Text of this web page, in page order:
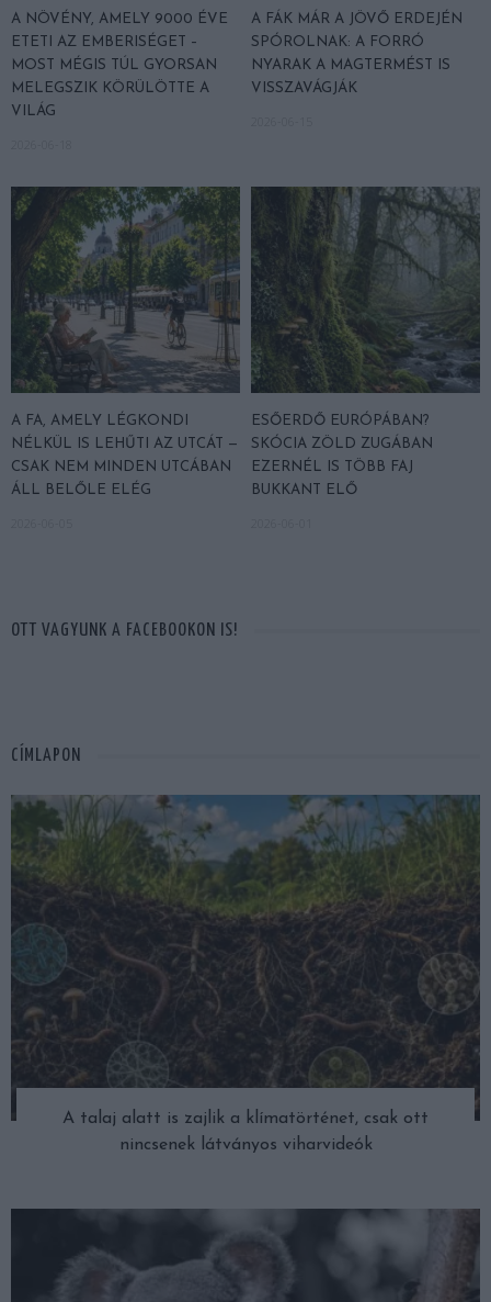
A NÖVÉNY, AMELY 9000 ÉVE
ETETI AZ EMBERISÉGET –
MOST MÉGIS TÚL GYORSAN
MELEGSZIK KÖRÜLÖTTE A
VILÁG
A FÁK MÁR A JÖVŐ ERDEJÉN
SPÓROLNAK: A FORRÓ
NYARAK A MAGTERMÉST IS
VISSZAVÁGJÁK
A FA, AMELY LÉGKONDI
NÉLKÜL IS LEHŰTI AZ UTCÁT —
CSAK NEM MINDEN UTCÁBAN
ÁLL BELŐLE ELÉG
ESŐERDŐ EURÓPÁBAN?
SKÓCIA ZÖLD ZUGÁBAN
EZERNÉL IS TÖBB FAJ
BUKKANT ELŐ
OTT VAGYUNK A FACEBOOKON IS!
CÍMLAPON
A talaj alatt is zajlik a klímatörténet, csak ott
nincsenek látványos viharvideók